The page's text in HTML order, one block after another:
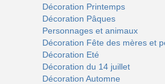
Décoration Printemps
Décoration Pâques
Personnages et animaux
Décoration Fête des mères et
Décoration Eté
Décoration du 14 juillet
Décoration Automne